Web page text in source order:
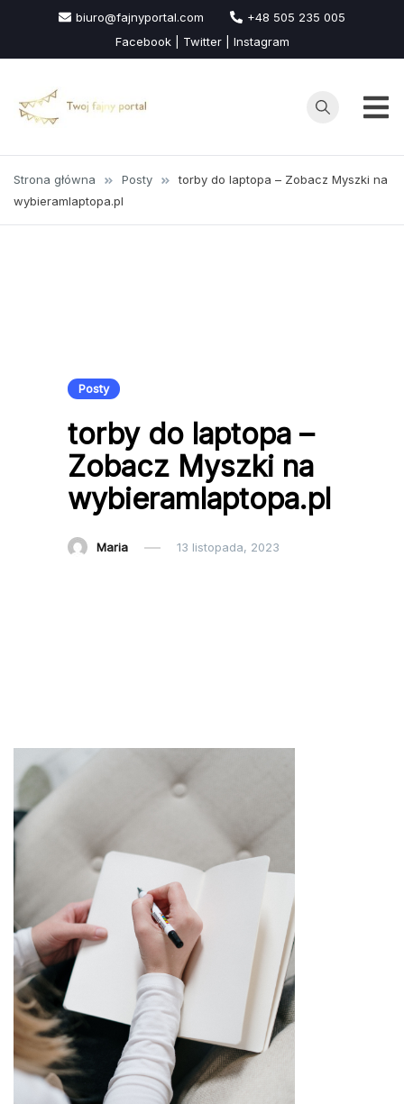
treści
biuro@fajnyportal.com
+48 505 235 005
Facebook | Twitter | Instagram
Strona główna Posty
torby do laptopa – Zobacz Myszki na
wybieramlaptopa.pl
Posty
torby do laptopa –
Zobacz Myszki na
wybieramlaptopa.pl
Maria 13 listopada, 2023